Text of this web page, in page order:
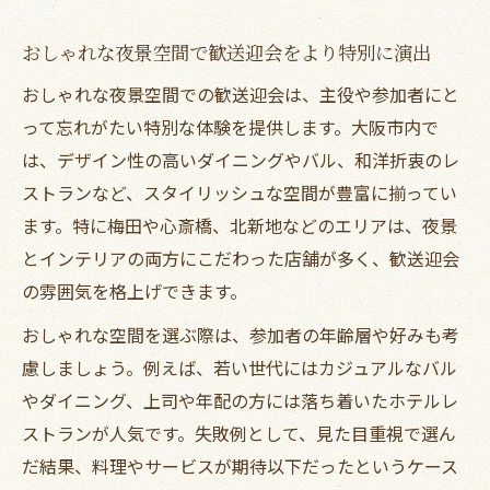
おしゃれな夜景空間で歓送迎会をより特別に演出
おしゃれな夜景空間での歓送迎会は、主役や参加者にと
って忘れがたい特別な体験を提供します。大阪市内で
は、デザイン性の高いダイニングやバル、和洋折衷のレ
ストランなど、スタイリッシュな空間が豊富に揃ってい
ます。特に梅田や心斎橋、北新地などのエリアは、夜景
とインテリアの両方にこだわった店舗が多く、歓送迎会
の雰囲気を格上げできます。
おしゃれな空間を選ぶ際は、参加者の年齢層や好みも考
慮しましょう。例えば、若い世代にはカジュアルなバル
やダイニング、上司や年配の方には落ち着いたホテルレ
ストランが人気です。失敗例として、見た目重視で選ん
だ結果、料理やサービスが期待以下だったというケース